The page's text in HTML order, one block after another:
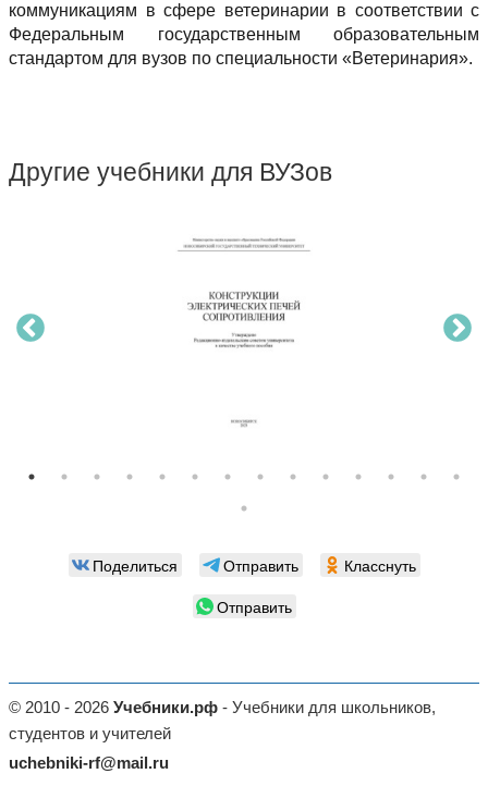
коммуникациям в сфере ветеринарии в соответствии с
Федеральным государственным образовательным
стандартом для вузов по специальности «Ветеринария».
Другие учебники для ВУЗов
Поделиться Отправить
Класснуть
Отправить
© 2010 - 2026 Учебники.рф - Учебники для школьников,
студентов и учителей
uchebniki-rf@mail.ru